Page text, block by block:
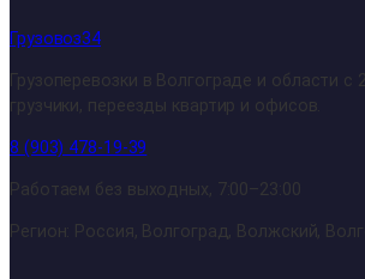
Грузовоз34
Грузоперевозки в Волгограде и области с
грузчики, переезды квартир и офисов.
8 (903) 478-19-39
Работаем без выходных, 7:00–23:00
Регион: Россия, Волгоград, Волжский,